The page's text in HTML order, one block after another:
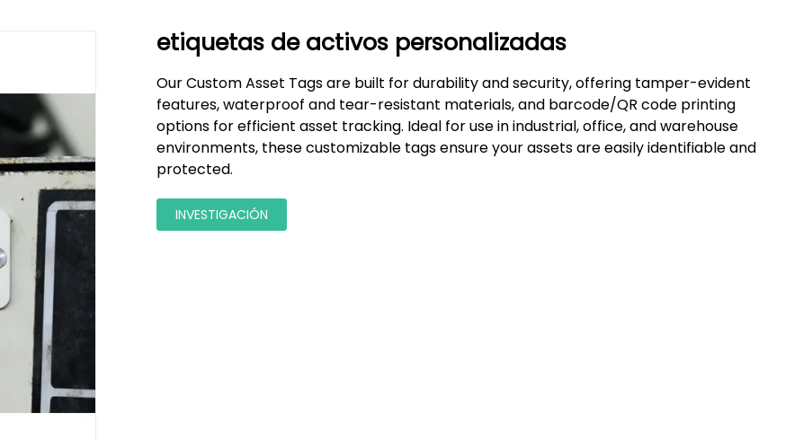
etiquetas de activos personalizadas
Our Custom Asset Tags are built for durability and security, offering tamper-evident
features, waterproof and tear-resistant materials, and barcode/QR code printing
options for efficient asset tracking. Ideal for use in industrial, office, and warehouse
environments, these customizable tags ensure your assets are easily identifiable and
protected.
INVESTIGACIÓN